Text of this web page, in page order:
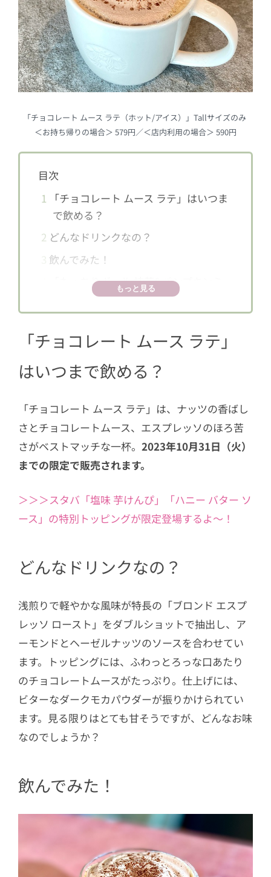
「チョコレート ムース ラテ（ホット/アイス）」Tallサイズのみ
＜お持ち帰りの場合＞ 579円／＜店内利用の場合＞ 590円
目次
1
「チョコレート ムース ラテ」はいつま
で飲める？
2 どんなドリンクなの？
飲んでみた！
「もっちりボール 抹茶&パンプキンミ
ルク」も食べてみた
もっと見る
「チョコレート ムース ラテ」
はいつまで飲める？
「チョコレート ムース ラテ」は、ナッツの香ばし
さとチョコレートムース、エスプレッソのほろ苦
さがベストマッチな一杯。 2023年10月31日（火）
までの限定で販売されます。
＞＞＞スタバ「塩味 芋けんぴ」「ハニー バター ソ
ース」の特別トッピングが限定登場するよ～！
どんなドリンクなの？
浅煎りで軽やかな風味が特長の「ブロンド エスプ
レッソ ロースト」をダブルショットで抽出し、ア
ーモンドとヘーゼルナッツのソースを合わせてい
ます。トッピングには、ふわっとろっな口あたり
のチョコレートムースがたっぷり。仕上げには、
ビターなダークモカパウダーが振りかけられてい
ます。見る限りはとても甘そうですが、どんなお味
なのでしょうか？
飲んでみた！